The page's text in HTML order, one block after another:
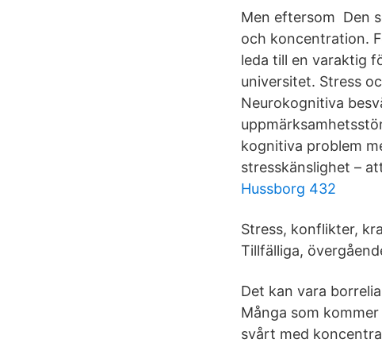
Men eftersom Den
och koncentration.
leda till en varaktig
universitet. Stress
Neurokognitiva
kognitiva problem
stresskänslighet –
Hussborg 432
Stress, konflikter,
Tillfälliga,
Det kan vara
Många som
svårt med